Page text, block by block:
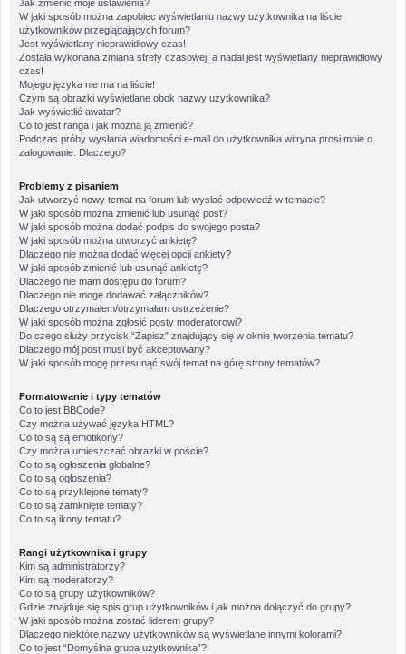
Jak zmienić moje ustawienia?
W jaki sposób można zapobiec wyświetlaniu nazwy użytkownika na liście
użytkowników przeglądających forum?
Jest wyświetlany nieprawidłowy czas!
Została wykonana zmiana strefy czasowej, a nadal jest wyświetlany nieprawidłowy
czas!
Mojego języka nie ma na liście!
Czym są obrazki wyświetlane obok nazwy użytkownika?
Jak wyświetlić awatar?
Co to jest ranga i jak można ją zmienić?
Podczas próby wysłania wiadomości e-mail do użytkownika witryna prosi mnie o
zalogowanie. Dlaczego?
Problemy z pisaniem
Jak utworzyć nowy temat na forum lub wysłać odpowiedź w temacie?
W jaki sposób można zmienić lub usunąć post?
W jaki sposób można dodać podpis do swojego posta?
W jaki sposób można utworzyć ankietę?
Dlaczego nie można dodać więcej opcji ankiety?
W jaki sposób zmienić lub usunąć ankietę?
Dlaczego nie mam dostępu do forum?
Dlaczego nie mogę dodawać załączników?
Dlaczego otrzymałem/otrzymałam ostrzeżenie?
W jaki sposób można zgłosić posty moderatorowi?
Do czego służy przycisk “Zapisz” znajdujący się w oknie tworzenia tematu?
Dlaczego mój post musi być akceptowany?
W jaki sposób mogę przesunąć swój temat na górę strony tematów?
Formatowanie i typy tematów
Co to jest BBCode?
Czy można używać języka HTML?
Co to są są emotikony?
Czy można umieszczać obrazki w poście?
Co to są ogłoszenia globalne?
Co to są ogłoszenia?
Co to są przyklejone tematy?
Co to są zamknięte tematy?
Co to są ikony tematu?
Rangi użytkownika i grupy
Kim są administratorzy?
Kim są moderatorzy?
Co to są grupy użytkowników?
Gdzie znajduje się spis grup użytkowników i jak można dołączyć do grupy?
W jaki sposób można zostać liderem grupy?
Dlaczego niektóre nazwy użytkowników są wyświetlane innymi kolorami?
Co to jest “Domyślna grupa użytkownika”?